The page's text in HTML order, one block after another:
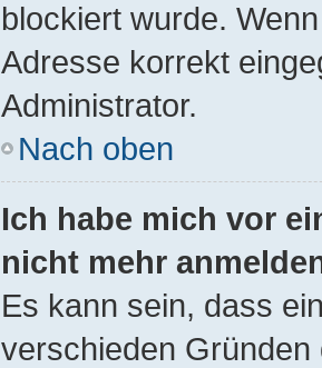
blockiert wurde.
Adresse korrekt
Administrator.
Nach oben
Ich habe mich vor
nicht mehr
Es kann sein, dass
verschieden